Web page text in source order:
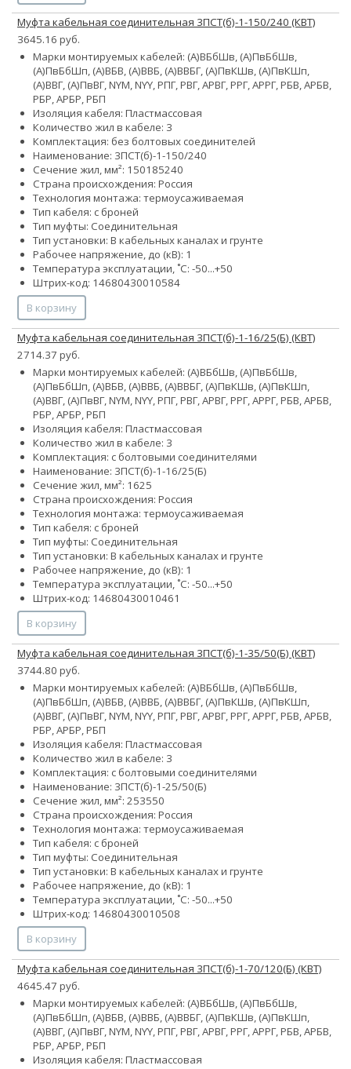
Муфта кабельная соединительная 3ПСТ(б)-1-150/240 (КВТ)
3645.16 руб.
Марки монтируемых кабелей: (А)ВБбШв, (А)ПвБбШв,
(А)ПвБбШп, (А)ВБВ, (А)ВВБ, (А)ВВБГ, (А)ПвКШв, (А)ПвКШп,
(А)ВВГ, (А)ПвВГ, NYM, NYY, РПГ, РВГ, АРВГ, РРГ, АРРГ, РБВ, АРБВ,
РБР, АРБР, РБП
Изоляция кабеля: Пластмассовая
Количество жил в кабеле: 3
Комплектация: без болтовых соединителей
Наименование: 3ПСТ(б)-1-150/240
Сечение жил, мм²: 150185240
Страна происхождения: Россия
Технология монтажа: термоусаживаемая
Тип кабеля: с броней
Тип муфты: Соединительная
Тип установки: В кабельных каналах и грунте
Рабочее напряжение, до (кВ): 1
Температура эксплуатации, ˚С: -50...+50
Штрих-код: 14680430010584
В корзину
Муфта кабельная соединительная 3ПСТ(б)-1-16/25(Б) (КВТ)
2714.37 руб.
Марки монтируемых кабелей: (А)ВБбШв, (А)ПвБбШв,
(А)ПвБбШп, (А)ВБВ, (А)ВВБ, (А)ВВБГ, (А)ПвКШв, (А)ПвКШп,
(А)ВВГ, (А)ПвВГ, NYM, NYY, РПГ, РВГ, АРВГ, РРГ, АРРГ, РБВ, АРБВ,
РБР, АРБР, РБП
Изоляция кабеля: Пластмассовая
Количество жил в кабеле: 3
Комплектация: с болтовыми соединителями
Наименование: 3ПСТ(б)-1-16/25(Б)
Сечение жил, мм²: 1625
Страна происхождения: Россия
Технология монтажа: термоусаживаемая
Тип кабеля: с броней
Тип муфты: Соединительная
Тип установки: В кабельных каналах и грунте
Рабочее напряжение, до (кВ): 1
Температура эксплуатации, ˚С: -50...+50
Штрих-код: 14680430010461
В корзину
Муфта кабельная соединительная 3ПСТ(б)-1-35/50(Б) (КВТ)
3744.80 руб.
Марки монтируемых кабелей: (А)ВБбШв, (А)ПвБбШв,
(А)ПвБбШп, (А)ВБВ, (А)ВВБ, (А)ВВБГ, (А)ПвКШв, (А)ПвКШп,
(А)ВВГ, (А)ПвВГ, NYM, NYY, РПГ, РВГ, АРВГ, РРГ, АРРГ, РБВ, АРБВ,
РБР, АРБР, РБП
Изоляция кабеля: Пластмассовая
Количество жил в кабеле: 3
Комплектация: с болтовыми соединителями
Наименование: 3ПСТ(б)-1-25/50(Б)
Сечение жил, мм²: 253550
Страна происхождения: Россия
Технология монтажа: термоусаживаемая
Тип кабеля: с броней
Тип муфты: Соединительная
Тип установки: В кабельных каналах и грунте
Рабочее напряжение, до (кВ): 1
Температура эксплуатации, ˚С: -50...+50
Штрих-код: 14680430010508
В корзину
Муфта кабельная соединительная 3ПСТ(б)-1-70/120(Б) (КВТ)
4645.47 руб.
Марки монтируемых кабелей: (А)ВБбШв, (А)ПвБбШв,
(А)ПвБбШп, (А)ВБВ, (А)ВВБ, (А)ВВБГ, (А)ПвКШв, (А)ПвКШп,
(А)ВВГ, (А)ПвВГ, NYM, NYY, РПГ, РВГ, АРВГ, РРГ, АРРГ, РБВ, АРБВ,
РБР, АРБР, РБП
Изоляция кабеля: Пластмассовая